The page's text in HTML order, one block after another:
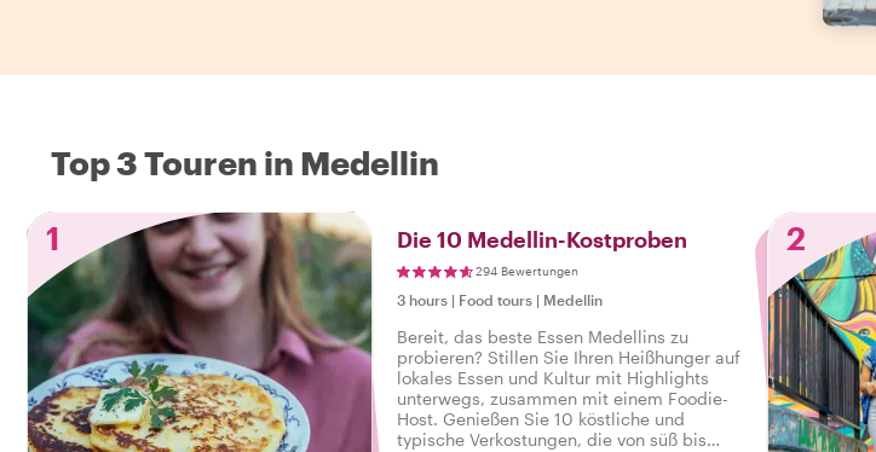
Top 3 Touren in Medellin
1
Die 10 Medellin-Kostproben
294 Bewertungen
3 hours | Food tours | Medellin
Bereit, das beste Essen Medellins zu
probieren? Stillen Sie Ihren Heißhunger auf
lokales Essen und Kultur mit Highlights
unterwegs, zusammen mit einem Foodie-
Host. Genießen Sie 10 köstliche und
typische Verkostungen, die von süß bis
2